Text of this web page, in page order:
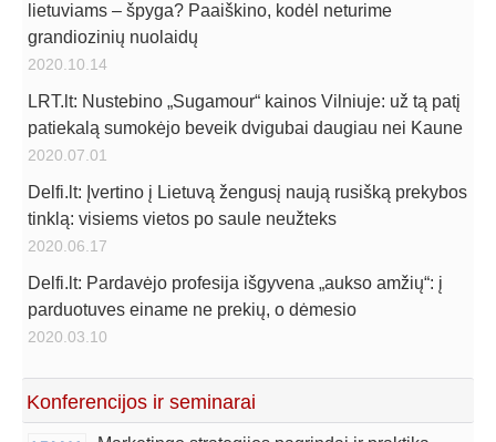
lietuviams – špyga? Paaiškino, kodėl neturime
grandiozinių nuolaidų
2020.10.14
LRT.lt: Nustebino „Sugamour“ kainos Vilniuje: už tą patį
patiekalą sumokėjo beveik dvigubai daugiau nei Kaune
2020.07.01
Delfi.lt: Įvertino į Lietuvą žengusį naują rusišką prekybos
tinklą: visiems vietos po saule neužteks
2020.06.17
Delfi.lt: Pardavėjo profesija išgyvena „aukso amžių“: į
parduotuves einame ne prekių, o dėmesio
2020.03.10
Konferencijos ir seminarai